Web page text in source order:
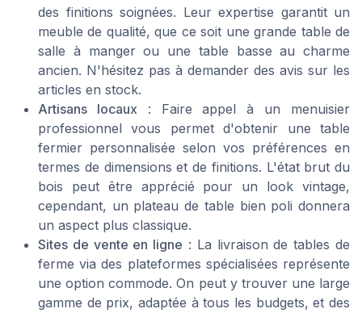
des finitions soignées. Leur expertise garantit un
meuble de qualité, que ce soit une grande table de
salle à manger ou une table basse au charme
ancien. N'hésitez pas à demander des avis sur les
articles en stock.
Artisans locaux : Faire appel à un menuisier
professionnel vous permet d'obtenir une table
fermier personnalisée selon vos préférences en
termes de dimensions et de finitions. L'état brut du
bois peut être apprécié pour un look vintage,
cependant, un plateau de table bien poli donnera
un aspect plus classique.
Sites de vente en ligne : La livraison de tables de
ferme via des plateformes spécialisées représente
une option commode. On peut y trouver une large
gamme de prix, adaptée à tous les budgets, et des